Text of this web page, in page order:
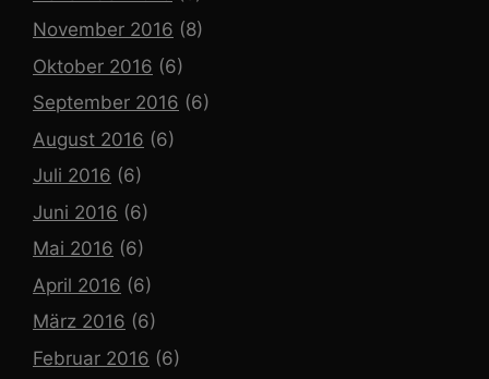
November 2016 (8)
Oktober 2016 (6)
September 2016 (6)
August 2016 (6)
Juli 2016 (6)
Juni 2016 (6)
Mai 2016 (6)
April 2016 (6)
März 2016 (6)
Februar 2016 (6)